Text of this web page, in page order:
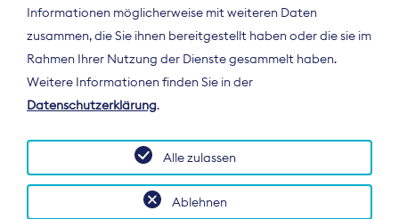
Der Bundesverband Digitalpublisher und
Zeitungsverleger (BDZV) vertritt als
Spitzenorganisation die Interessen der
Deutschland und auf EU-Ebene.
Informationen möglicherweise mit weiteren Daten
zusammen, die Sie ihnen bereitgestellt haben oder die sie im
Rahmen Ihrer Nutzung der Dienste gesammelt haben.
Weitere Informationen finden Sie in der
Datenschutzerklärung.
Ablehnen
Alle zulassen